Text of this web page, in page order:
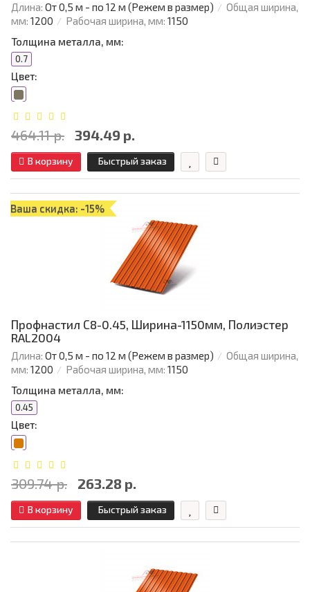
Длина: От 0,5 м - по 12 м (Режем в размер)
Общая ширина,
мм: 1200 Рабочая ширина, мм: 1150
Толщина металла, мм:
0.7
Цвет:
464.11 р. 394.49 р.
В корзину Быстрый заказ
Ваша скидка: -15%
Профнастил С8-0.45, Ширина-1150мм, Полиэстер
RAL2004
Длина: От 0,5 м - по 12 м (Режем в размер)
Общая ширина,
мм: 1200 Рабочая ширина, мм: 1150
Толщина металла, мм:
0.45
Цвет:
309.74 р. 263.28 р.
В корзину Быстрый заказ